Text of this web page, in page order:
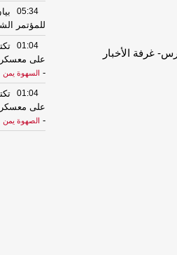
05:34
للمؤتمر
01:04
على
-
السهوة يمن
01:04
على
-
الصهوة يمن